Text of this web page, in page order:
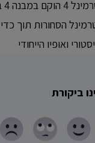
הסחורות תוך
ואופיו הייחודי
ביקורת